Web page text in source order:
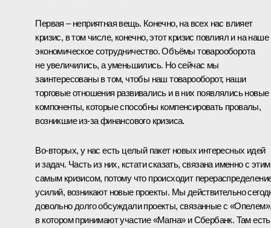
Первая – неприятная вещь. Конечно, на всех нас влияет
кризис, в том числе, конечно, этот кризис повлиял и на наше
экономическое сотрудничество. Объёмы товарооборота
не увеличились, а уменьшились. Но сейчас мы
заинтересованы в том, чтобы наш товарооборот, наши
торговые отношения развивались и в них появлялись новые
компоненты, которые способны компенсировать провалы,
возникшие из‑за финансового кризиса.
Во‑вторых, у нас есть целый пакет новых интересных идей
и задач. Часть из них, кстати сказать, связана именно с этим
самым кризисом, потому что происходит
усилий, возникают новые проекты. Мы действительно
довольно долго обсуждали проекты, связанные с
в котором принимают участие «Магна» и Сбербанк. Там есть